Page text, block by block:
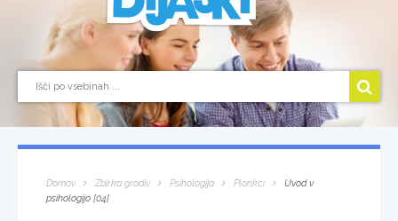
Domov Zbirka gradiv Psihologija Plonkci
Uvod v
psihologijo [04]